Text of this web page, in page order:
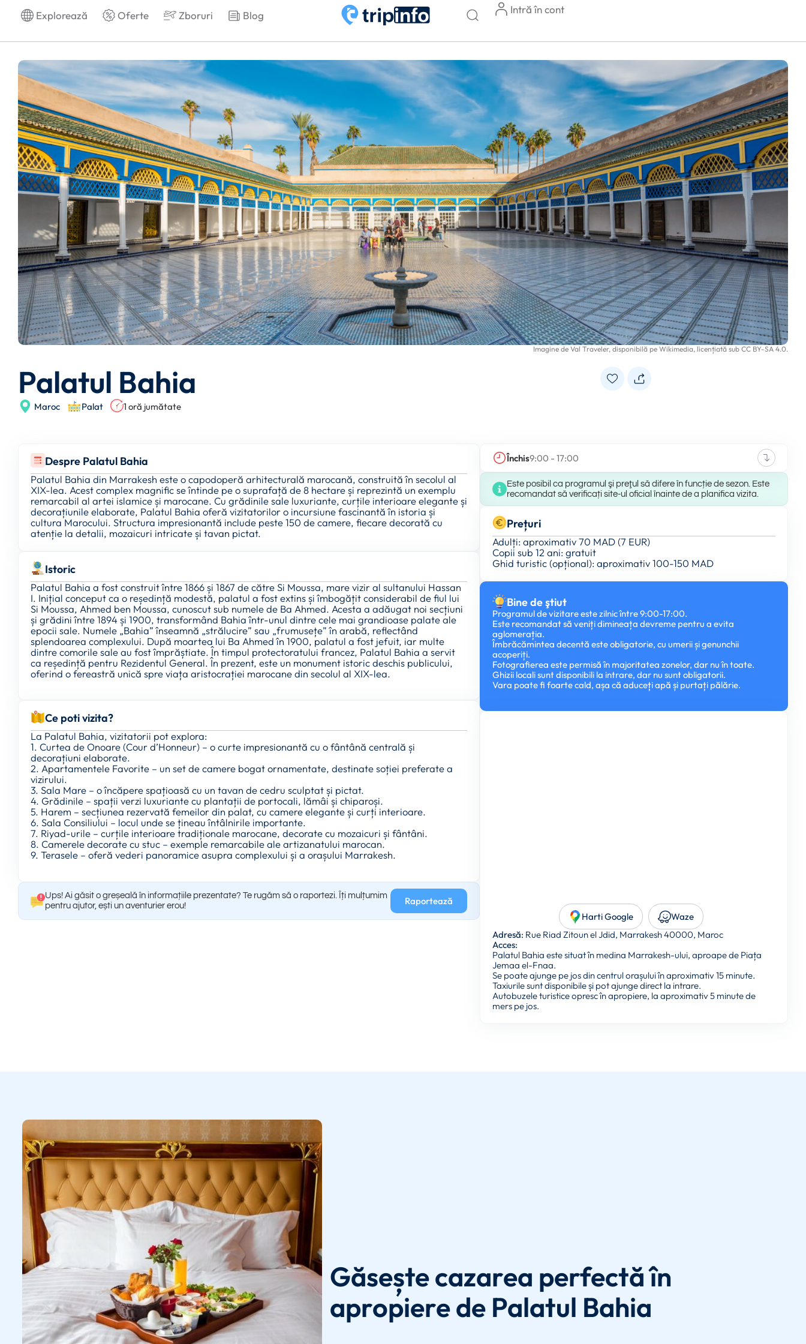
Explorează Oferte Zboruri Blog Intră în cont
Imagine de Val Traveler, disponibilă pe Wikimedia, licențiată sub CC BY-SA 4.0.
Palatul Bahia
Maroc Palat 1 oră jumătate
Despre Palatul Bahia
Palatul Bahia din Marrakesh este o capodoperă arhitecturală marocană, construită în secolul al
XIX-lea. Acest complex magnific se întinde pe o suprafață de 8 hectare și reprezintă un exemplu
remarcabil al artei islamice și marocane. Cu grădinile sale luxuriante, curțile interioare elegante și
decorațiunile elaborate, Palatul Bahia oferă vizitatorilor o incursiune fascinantă în istoria și
cultura Marocului. Structura impresionantă include peste 150 de camere, fiecare decorată cu
atenție la detalii, mozaicuri intricate și tavan pictat.
Istoric
Palatul Bahia a fost construit între 1866 și 1867 de către Si Moussa, mare vizir al sultanului Hassan
I. Inițial conceput ca o reședință modestă, palatul a fost extins și îmbogățit considerabil de fiul lui
Si Moussa, Ahmed ben Moussa, cunoscut sub numele de Ba Ahmed. Acesta a adăugat noi secțiuni
și grădini între 1894 și 1900, transformând Bahia într-unul dintre cele mai grandioase palate ale
epocii sale. Numele „Bahia” înseamnă „strălucire” sau „frumusețe” în arabă, reflectând
splendoarea complexului. După moartea lui Ba Ahmed în 1900, palatul a fost jefuit, iar multe
dintre comorile sale au fost împrăștiate. În timpul protectoratului francez, Palatul Bahia a servit
ca reședință pentru Rezidentul General. În prezent, este un monument istoric deschis publicului,
oferind o fereastră unică spre viața aristocrației marocane din secolul al XIX-lea.
Ce poti vizita?
La Palatul Bahia, vizitatorii pot explora:
1. Curtea de Onoare (Cour d’Honneur) – o curte impresionantă cu o fântână centrală și
decorațiuni elaborate.
2. Apartamentele Favorite – un set de camere bogat ornamentate, destinate soției preferate a
vizirului.
3. Sala Mare – o încăpere spațioasă cu un tavan de cedru sculptat și pictat.
4. Grădinile – spații verzi luxuriante cu plantații de portocali, lămâi și chiparoși.
5. Harem – secțiunea rezervată femeilor din palat, cu camere elegante și curți interioare.
6. Sala Consiliului – locul unde se țineau întâlnirile importante.
7. Riyad-urile – curțile interioare tradiționale marocane, decorate cu mozaicuri și fântâni.
8. Camerele decorate cu stuc – exemple remarcabile ale artizanatului marocan.
9. Terasele – oferă vederi panoramice asupra complexului și a orașului Marrakesh.
Ups! Ai găsit o greșeală în informațiile prezentate? Te rugăm să o raportezi. Îți mulțumim
pentru ajutor, ești un aventurier erou!
Raportează
Închis9:00 - 17:00
Este posibil ca programul şi preţul să difere în funcție de sezon. Este
recomandat să verificați site-ul oficial înainte de a planifica vizita.
Prețuri
Adulți: aproximativ 70 MAD (7 EUR)
Copii sub 12 ani: gratuit
Ghid turistic (opțional): aproximativ 100-150 MAD
Bine de ştiut
Programul de vizitare este zilnic între 9:00-17:00.
Este recomandat să veniți dimineața devreme pentru a evita
aglomerația.
Îmbrăcămintea decentă este obligatorie, cu umerii și genunchii
acoperiți.
Fotografierea este permisă în majoritatea zonelor, dar nu în toate.
Ghizii locali sunt disponibili la intrare, dar nu sunt obligatorii.
Vara poate fi foarte cald, așa că aduceți apă și purtați pălărie.
Harti Google
Waze
Adresă: Rue Riad Zitoun el Jdid, Marrakesh 40000, Maroc
Acces:
Palatul Bahia este situat în medina Marrakesh-ului, aproape de Piața
Jemaa el-Fnaa.
Se poate ajunge pe jos din centrul orașului în aproximativ 15 minute.
Taxiurile sunt disponibile și pot ajunge direct la intrare.
Autobuzele turistice opresc în apropiere, la aproximativ 5 minute de
mers pe jos.
Găsește cazarea perfectă în
apropiere de Palatul Bahia